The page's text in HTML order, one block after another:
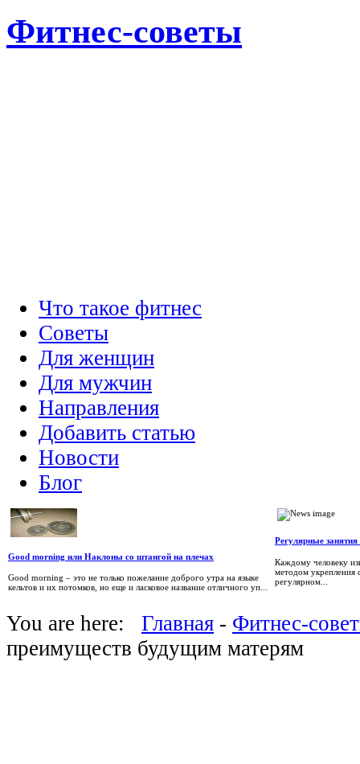
Фитнес-советы
Что такое фитнес
Советы
Для женщин
Для мужчин
Направления
Добавить статью
Новости
Блог
Good morning или Наклоны со штангой на плечах
Good morning – это не только пожелание доброго утра на языке
кельтов и их потомков, но еще и ласковое название отличного уп...
Регулярные
Каждому человеку
методом укрепления
регулярном...
You are here: Главная - Фитнес-
преимуществ будущим матерям